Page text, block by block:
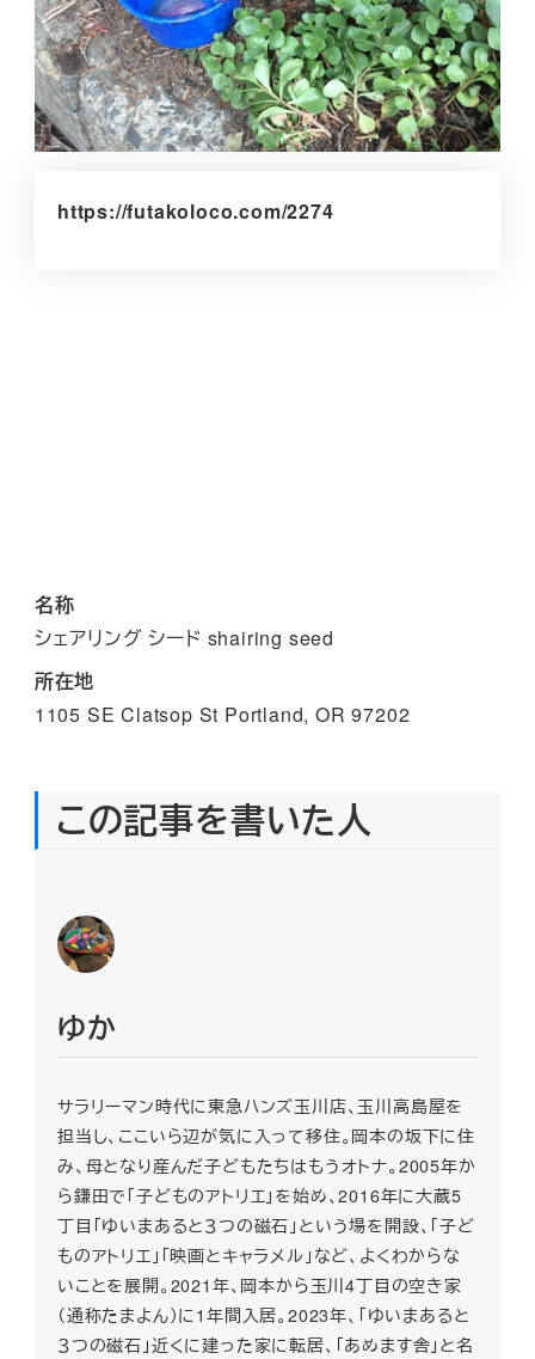
https://futakoloco.com/2274
名称
シェアリング シード shairing seed
所在地
1105 SE Clatsop St Portland, OR 97202
この記事を書いた人
ゆか
サラリーマン時代に東急ハンズ玉川店、玉川高島屋を
担当し、ここいら辺が気に入って移住。岡本の坂下に住
み、母となり産んだ子どもたちはもうオトナ。2005年か
ら鎌田で「子どものアトリエ」を始め、2016年に大蔵5
丁目「ゆいまあると３つの磁石」という場を開設、「子ど
ものアトリエ」「映画とキャラメル」など、よくわからな
いことを展開。2021年、岡本から玉川4丁目の空き家
（通称たまよん）に1年間入居。2023年、「ゆいまあると
３つの磁石」近くに建った家に転居、「あめます舎」と名